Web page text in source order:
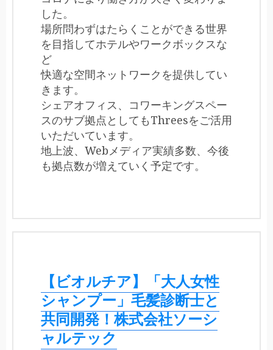
した。
場所問わずはたらくことができる世界
を目指してホテルやワークボックスな
ど
快適な空間ネットワークを提供してい
きます。
シェアオフィス、コワーキングスペー
スのサブ拠点としてもThreesをご活用
いただいています。
地上波、Webメディア実績多数、今後
も拠点数が増えていく予定です。
【ビオルチア】「大人女性
シャンプー」毛髪診断士と
共同開発！株式会社ソーシ
ャルテック